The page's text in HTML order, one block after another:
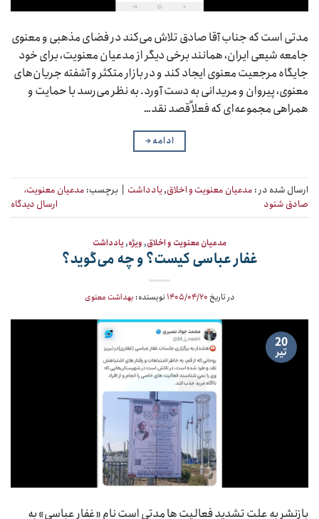
مدتی است که جناب آقا صادق تلاش می‌کند در فضای مذهبی و معنوی
جامعه شیعی ایران، همانند برخی دیگر از مدعیان معنویت، برای خود
جایگاه مرجعیت معنوی ایجاد کند و در بازار متکثر و آشفته جریان‌های
معنوی، پیروان و مریدانی به دست آورد. به نظر می‌رسد با حمایت و
همراهی مجموعه‌ای که فعلاً قصد نقد…
ادامه→
ارسال شده در : مدعیان معنویت و اخلاق,یادداشت برچسب: مدعیان معنویت،
صادق شنود
ارسال دیدگاه
مدعیان معنویت و اخلاق,ویژه,یادداشت
غفار عباسی کیست؟ و چه می‌گوید؟
در تاریخ ۱۴۰۵/۰۴/۲۰ نویسنده: بهداشت معنوی
20
تیر
بازنشر به علت تشدید فعالیت ها مدتی است نام «غفار عباسی» به